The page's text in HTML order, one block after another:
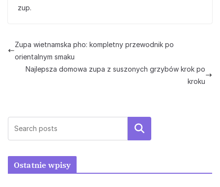
zup.
Zupa wietnamska pho: kompletny przewodnik po
orientalnym smaku
Najlepsza domowa zupa z suszonych grzybów krok po
kroku
Szukaj
Ostatnie wpisy